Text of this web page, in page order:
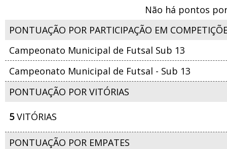
Não há pontos
PONTUAÇÃO POR PARTICIPAÇÃO EM
Campeonato Municipal de Futsal Sub 13
Campeonato Municipal de Futsal - Sub 13
PONTUAÇÃO POR VITÓRIAS
5VITÓRIAS
PONTUAÇÃO POR EMPATES